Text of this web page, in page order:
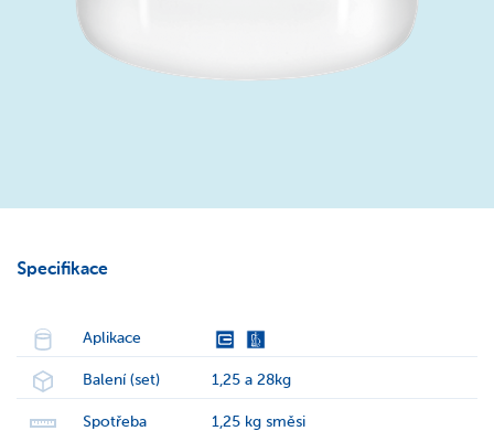
Specifikace
Aplikace
Balení (set) 1,25 a 28kg
Spotřeba
1,25 kg směsi